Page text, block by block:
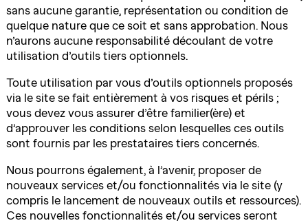
sans aucune garantie, représentation ou condition de
quelque nature que ce soit et sans approbation. Nous
n’aurons aucune responsabilité découlant de votre
utilisation d’outils tiers optionnels.
Toute utilisation par vous d’outils optionnels proposés
via le site se fait entièrement à vos risques et périls ;
vous devez vous assurer d’être familier(ère) et
d’approuver les conditions selon lesquelles ces outils
sont fournis par les prestataires tiers concernés.
Nous pourrons également, à l’avenir, proposer de
nouveaux services et/ou fonctionnalités via le site (y
compris le lancement de nouveaux outils et ressources).
Ces nouvelles fonctionnalités et/ou services seront